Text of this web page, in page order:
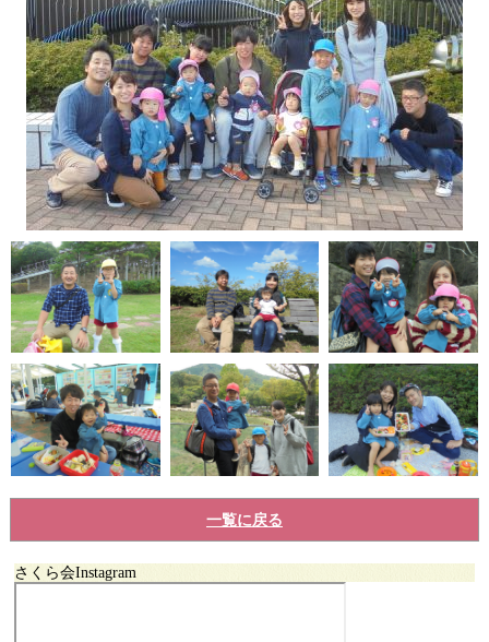
一覧に戻る
さくら会Instagram